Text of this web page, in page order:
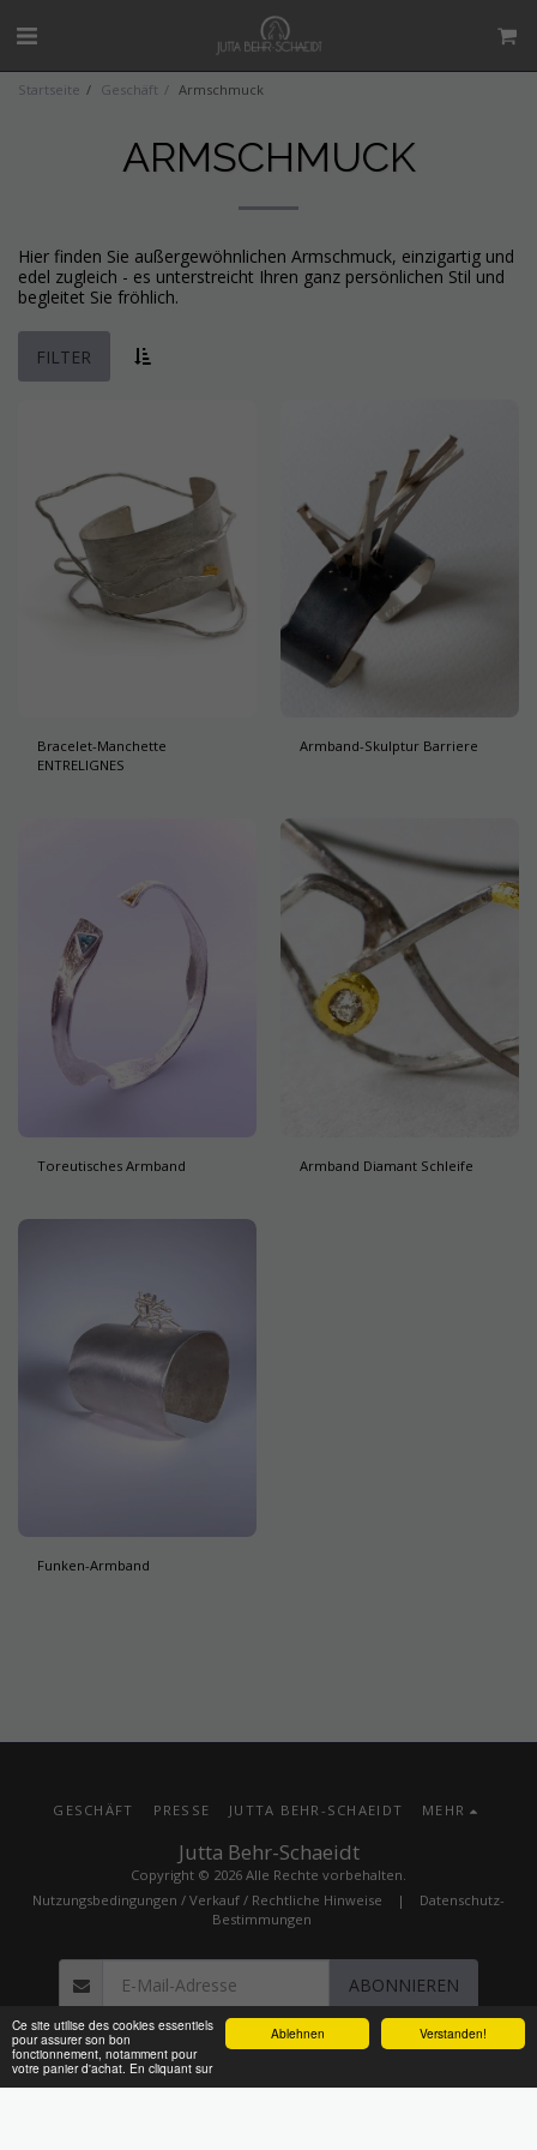
Verstanden!
Ablehnen
Ce site utilise des cookies essentiels
pour assurer son bon
fonctionnement, notamment pour
votre panier d'achat. En cliquant sur
Prise de rendez-vous
powered by Calendly
Startseite Geschäft Armschmuck
ARMSCHMUCK
Hier finden Sie außergewöhnlichen Armschmuck, einzigartig und
edel zugleich - es unterstreicht Ihren ganz persönlichen Stil und
begleitet Sie fröhlich.
FILTER
Bracelet-Manchette
ENTRELIGNES
Armband-Skulptur Barriere
Toreutisches Armband Armband Diamant Schleife
Funken-Armband
Jutta Behr-Schaeidt
Copyright © 2026 Alle Rechte vorbehalten.
Nutzungsbedingungen / Verkauf / Rechtliche Hinweise | Datenschutz-
Bestimmungen
GESCHÄFT PRESSE JUTTA BEHR-SCHAEIDT MEHR
ABONNIEREN